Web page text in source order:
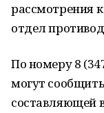
рассмотрения
отдел
По номеру 8
могут
составляющей